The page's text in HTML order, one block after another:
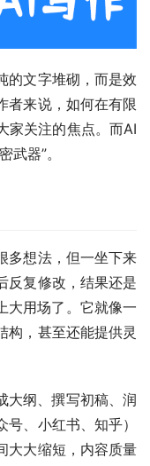
的文字堆砌，而是效
者来说，如何在有限
家关注的焦点。而AI
武器”。
多想法，但一坐下来
反复修改，结果还是
大用场了。它就像一
构，甚至还能提供灵
大纲、撰写初稿、润
、小红书、知乎）
大大缩短，内容质量